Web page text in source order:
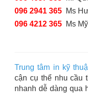
096 2941 365 Ms
096 4212 365 Ms
Trung tâm in kỹ
cận cụ thể nhu cầu
nhanh dễ dàng qua